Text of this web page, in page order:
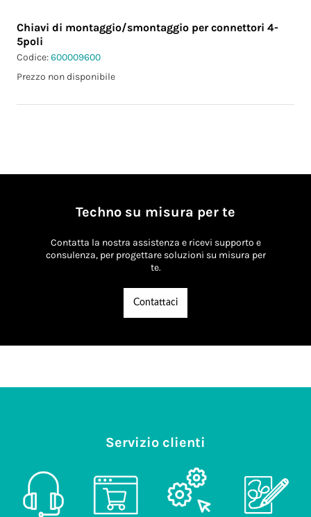
Chiavi di montaggio/smontaggio per connettori 4-
5poli
Codice:600009600
Prezzo non disponibile
Techno su misura per te
Contatta la nostra assistenza e ricevi supporto e
consulenza, per progettare soluzioni su misura per
te.
Contattaci
Servizio clienti